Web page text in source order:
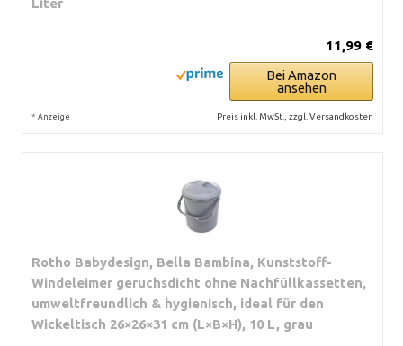
11,99 €
Bei Amazon
ansehen
* Anzeige Preis inkl. MwSt., zzgl. Versandkosten
Rotho Babydesign, Bella Bambina, Kunststoff-
Windeleimer geruchsdicht ohne Nachfüllkassetten,
umweltfreundlich & hygienisch, ideal für den
Wickeltisch 26×26×31 cm (L×B×H), 10 L, grau